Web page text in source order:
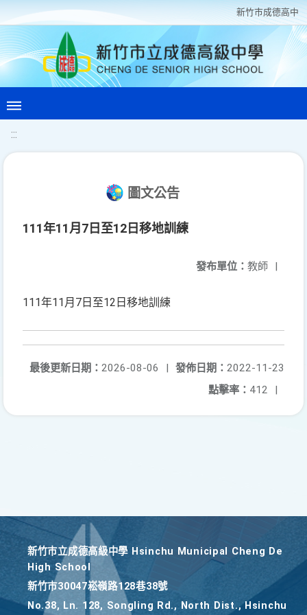
新竹巿成德高中
:::
圖文公告
111年11月7日至12日移地訓練
發布單位： 教師 |
111年11月7日至12日移地訓練
發佈日期： 2022-11-23
最後更新日期： 2026-08-06
|
點擊率： 412 |
新竹巿立成德高級中學 Hsinchu Municipal Cheng De
High School
新竹巿30047崧嶺路128巷38號
No.38, Ln. 128, Songling Rd., North Dist., Hsinchu